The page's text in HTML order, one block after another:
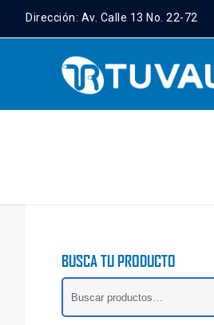
Dirección: Av. Calle 13 No. 22-72
BUSCA TU PRODUCTO